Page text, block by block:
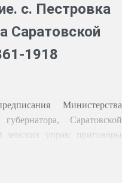
с. Пестровка
Саратовской
1918
Министерства
Саратовской
земских управ; приговоры
и культурном